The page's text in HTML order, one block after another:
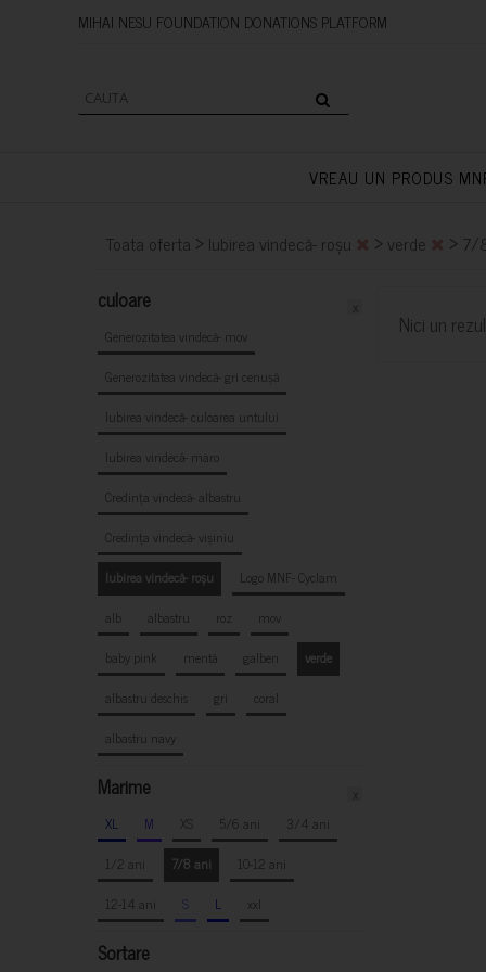
MIHAI NESU FOUNDATION
VREAU UN PRODUS
Toata oferta > Iubirea vindecă- roșu > verde > 7/
culoare
Generozitatea vindecă- mov
Generozitatea vindecă- gri cenușă
Iubirea vindecă- culoarea untului
Iubirea vindecă- maro
Credința vindecă- albastru
Credința vindecă- vișiniu
Iubirea vindecă- roșu
Logo MNF- Cyclam
alb
albastru roz
mov
baby pink
mentă galben
verde
albastru deschis
gri
coral
albastru navy
Marime
XL M XS 5/6 ani
3/4 ani
1/2 ani
7/8 ani
10-12 ani
12-14 ani
S L xxl
Sortare
Nici un